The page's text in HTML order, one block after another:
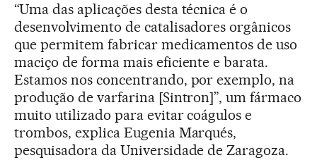
“Uma das aplicações desta técnica é o
desenvolvimento de catalisadores orgânicos
que permitem fabricar medicamentos de uso
maciço de forma mais eficiente e barata.
Estamos nos concentrando, por exemplo, na
produção de varfarina [Sintron]”, um fármaco
muito utilizado para evitar coágulos e
trombos, explica Eugenia Marqués,
pesquisadora da Universidade de Zaragoza.